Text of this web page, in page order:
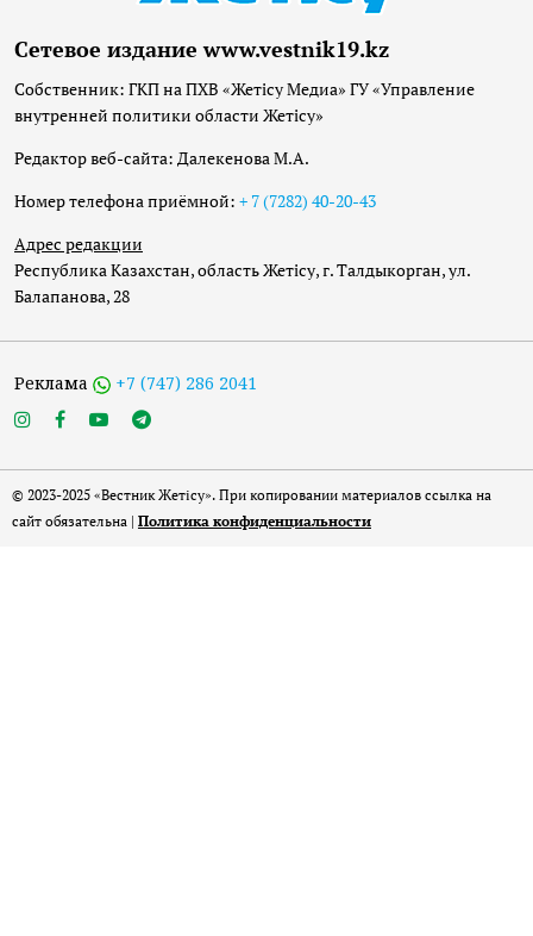
Сетевое издание www.vestnik19.kz
Собственник: ГКП на ПХВ «Жетісу Медиа» ГУ «Управление
внутренней политики области Жетісу»
Редактор веб-сайта: Далекенова М.А.
Номер телефона приёмной: + 7 (7282) 40-20-43
Адрес редакции
Республика Казахстан, область Жетісу, г. Талдыкорган, ул.
Балапанова, 28
Реклама +7 (747) 286 2041
© 2023-2025 «Вестник Жетісу». При копировании материалов ссылка на
сайт обязательна | Политика конфиденциальности